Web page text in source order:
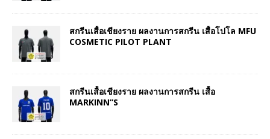
สกรีนเสื้อเชียงราย ผลงานการสกรีน เสื้อโปโล MFU
COSMETIC PILOT PLANT
สกรีนเสื้อเชียงราย ผลงานการสกรีน เสื้อ
MARKINN”S